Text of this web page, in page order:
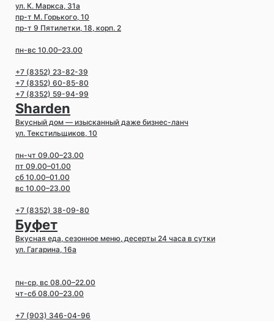
ул. К. Маркса, 31а
пр-т М. Горького, 10
пр-т 9 Пятилетки, 18, корп. 2
пн-вс 10.00–23.00
+7 (8352) 23-82-39
+7 (8352) 60-85-80
+7 (8352) 59-94-99
Sharden
Вкусный дом — изысканный даже бизнес-ланч
ул. Текстильщиков, 10
пн-чт 09.00–23.00
пт 09.00–01.00
сб 10.00–01.00
вс 10.00–23.00
+7 (8352) 38-09-80
Буфет
Вкусная еда, сезонное меню, десерты 24 часа в сутки
ул. Гагарина, 16а
пн-ср, вс 08.00–22.00
чт-сб 08.00–23.00
+7 (903) 346-04-96